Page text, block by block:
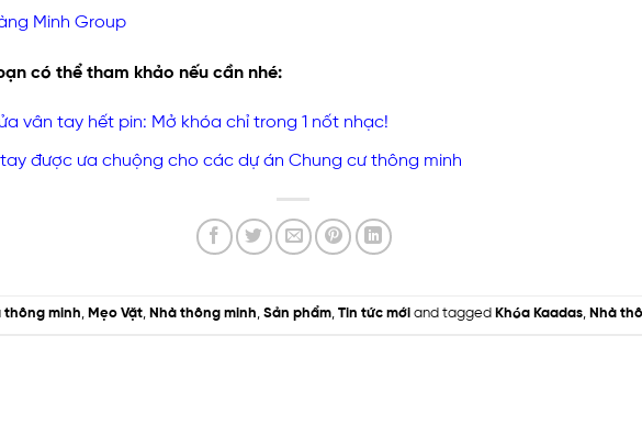
Minh Group
có thể tham khảo nếu cần nhé:
vân tay hết pin: Mở khóa chỉ trong 1 nốt nhạc!
được ưa chuộng cho các dự án Chung cư thông minh
thông minh, Mẹo Vặt, Nhà thông minh, Sản phẩm, Tin tức mới and tagged Khóa Kaadas, Nhà